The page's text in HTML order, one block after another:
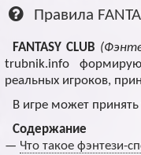
Правила
FANTASY CLUB
trubnik.info
реальных игроков,
В игре может принять
Содержание
— Что такое фэнтези-